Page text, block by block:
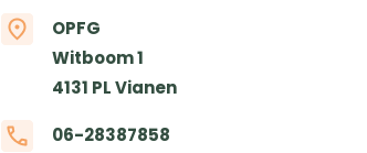
OPFG
Witboom 1
4131 PL Vianen
06-28387858